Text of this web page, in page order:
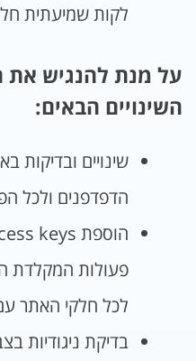
לקות שמיעתית
על מנת להנגיש את
השינויים הבאים:
שינויים
הדפדפנים ולכל
פעולות המקלדת
לכל חלקי האתר
בדיקת ניגודיות